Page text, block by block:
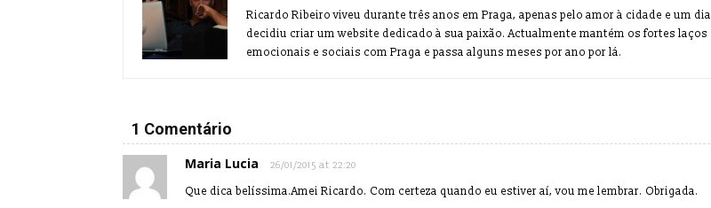
Ricardo Ribeiro viveu durante três anos em Praga, apenas pelo amor à cidade e um dia
decidiu criar um website dedicado à sua paixão. Actualmente mantém os fortes laços
emocionais e sociais com Praga e passa alguns meses por ano por lá.
1 Comentário
Maria Lucia 26/01/2015 at 22:20
Que dica belíssima.Amei Ricardo. Com certeza quando eu estiver aí, vou me lembrar. Obrigada.